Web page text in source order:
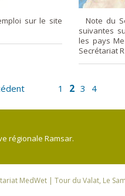
sur le site
Note du
suivantes
les pays
Secrétariat
1 2 3 4
régionale Ramsar.
MedWet | Tour du Valat, Le